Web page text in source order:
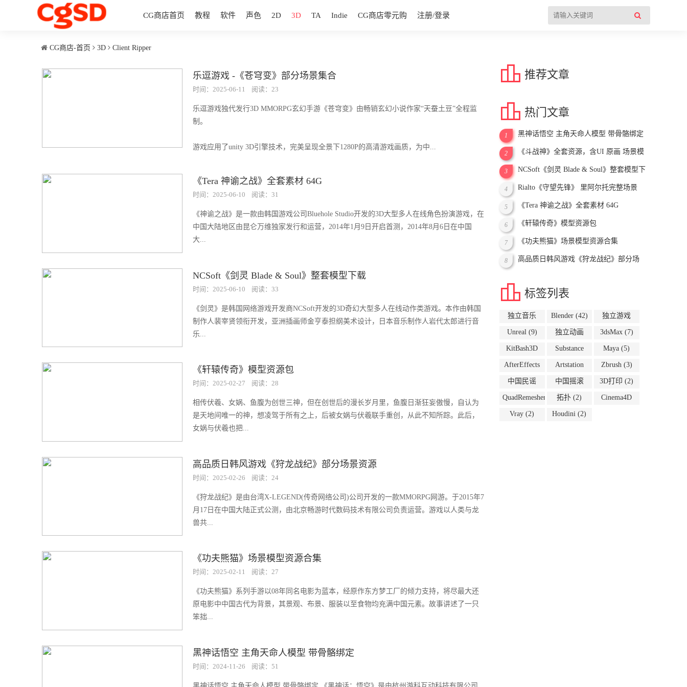
CG商店首页 教程 软件 声色 2D 3D TA Indie CG商店零元购 注册/登录
CG商店-首页 3D Client Ripper
乐逗游戏 -《苍穹变》部分场景集合
时间：2025-06-11 阅读：23
乐逗游戏独代发行3D MMORPG玄幻手游《苍穹变》由畅销玄幻小说作家“天蚕土豆”全程监
制。
游戏应用了unity 3D引擎技术，完美呈现全景下1280P的高清游戏画质，为中...
《Tera 神谕之战》全套素材 64G
时间：2025-06-10 阅读：31
《神谕之战》是一款由韩国游戏公司Bluehole Studio开发的3D大型多人在线角色扮演游戏，在
中国大陆地区由昆仑万维独家发行和运营，2014年1月9日开启首测，2014年8月6日在中国
大...
NCSoft《剑灵 Blade & Soul》整套模型下载
时间：2025-06-10 阅读：33
《剑灵》是韩国网络游戏开发商NCSoft开发的3D奇幻大型多人在线动作类游戏。本作由韩国
制作人裴宰贤领衔开发，亚洲插画师金亨泰担纲美术设计，日本音乐制作人岩代太郎进行音
乐...
《轩辕传奇》模型资源包
时间：2025-02-27 阅读：28
相传伏羲、女娲、鱼腹为创世三神，但在创世后的漫长岁月里，鱼腹日渐狂妄傲慢，自认为
是天地间唯一的神，想凌驾于所有之上，后被女娲与伏羲联手重创，从此不知所踪。此后，
女娲与伏羲也把...
高品质日韩风游戏《狩龙战纪》部分场景资源
时间：2025-02-26 阅读：24
《狩龙战纪》是由台湾X-LEGEND(传奇网络公司)公司开发的一款MMORPG网游。于2015年7
月17日在中国大陆正式公测，由北京畅游时代数码技术有限公司负责运营。游戏以人类与龙
兽共...
《功夫熊猫》场景模型资源合集
时间：2025-02-11 阅读：27
《功夫熊猫》系列手游以08年同名电影为蓝本，经原作东方梦工厂的倾力支持，将尽最大还
原电影中中国古代为背景，其景观、布景、服装以至食物均充满中国元素。故事讲述了一只
笨拙...
黑神话悟空 主角天命人模型 带骨骼绑定
时间：2024-11-26 阅读：51
 推荐文章
 热门文章
1 黑神话悟空 主角天命人模型 带骨骼绑定
2
《斗战神》全套资源，含UI 原画 场景模
3
NCSoft《剑灵 Blade & Soul》整套模型下
4 Rialto《守望先锋》 里阿尔托完整场景
5 《Tera 神谕之战》全套素材 64G
6 《轩辕传奇》模型资源包
7 《功夫熊猫》场景模型资源合集
8
高品质日韩风游戏《狩龙战纪》部分场
 标签列表
独立音乐
Blender(42)
独立游戏
Unreal(9)
独立动画
3dsMax(7)
KitBash3D
Substance
Maya (5)
AfterEffects
Artstation
Zbrush(3)
中国民谣
中国摇滚
3D打印 (2)
QuadRemesher
拓扑 (2)
Cinema4D
Vray (2) Houdini (2)